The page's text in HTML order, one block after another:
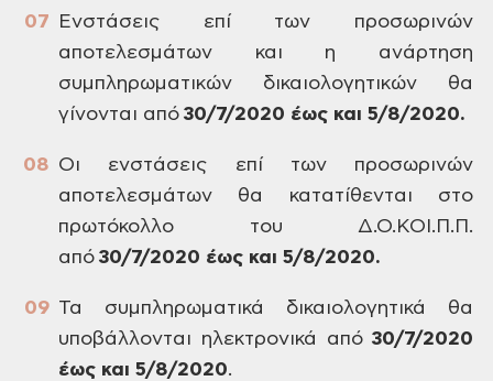
Ενστάσεις επί των προσωρινών
αποτελεσμάτων και η ανάρτηση
συμπληρωματικών δικαιολογητικών θα
γίνονται από 30/7/2020 έως και 5/8/2020.
Οι ενστάσεις επί των προσωρινών
αποτελεσμάτων θα κατατίθενται στο
πρωτόκολλο του Δ.Ο.ΚΟΙ.Π.Π.
από 30/7/2020 έως και 5/8/2020.
Τα συμπληρωματικά δικαιολογητικά θα
υποβάλλονται ηλεκτρονικά από 30/7/2020
έως και 5/8/2020.